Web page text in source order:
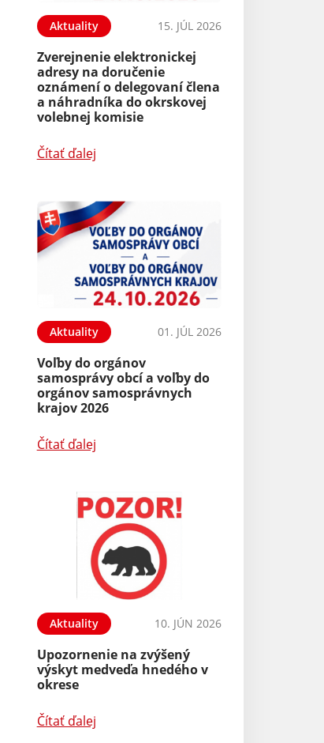
Aktuality 15. JÚL 2026
Zverejnenie elektronickej
adresy na doručenie
oznámení o delegovaní člena
a náhradníka do okrskovej
volebnej komisie
Čítať ďalej
Aktuality 01. JÚL 2026
Voľby do orgánov
samosprávy obcí a voľby do
orgánov samosprávnych
krajov 2026
Čítať ďalej
Aktuality 10. JÚN 2026
Upozornenie na zvýšený
výskyt medveďa hnedého v
okrese
Čítať ďalej